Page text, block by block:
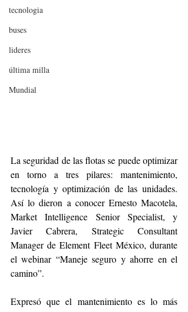
tecnologia
buses
lideres
última milla
Mundial
La seguridad de las flotas se puede optimizar
en torno a tres pilares: mantenimiento,
tecnología y optimización de las unidades.
Así lo dieron a conocer Ernesto Macotela,
Market Intelligence Senior Specialist, y
Javier Cabrera, Strategic Consultant
Manager de Element Fleet México, durante
el webinar “Maneje seguro y ahorre en el
camino”.
Expresó que el mantenimiento es lo más